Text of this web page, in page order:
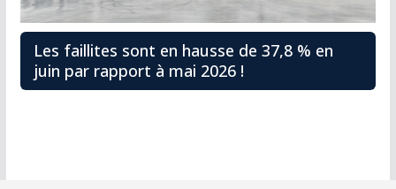
Les faillites sont en hausse de 37,8 % en
juin par rapport à mai 2026 !